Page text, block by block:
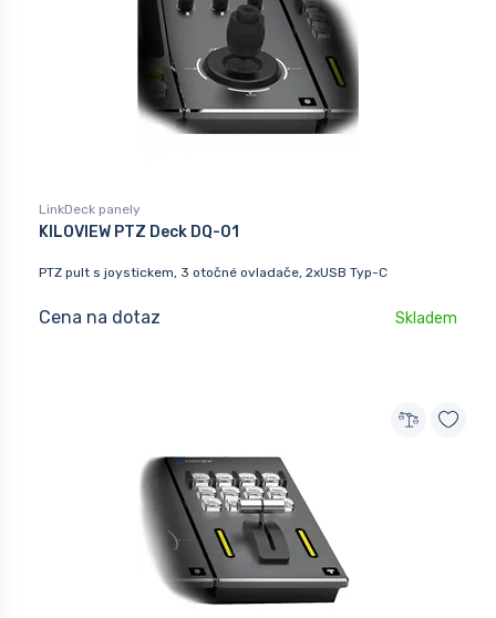
LinkDeck panely
KILOVIEW PTZ Deck DQ-01
PTZ pult s joystickem, 3 otočné ovladače, 2xUSB Typ-C
Cena na dotaz Skladem